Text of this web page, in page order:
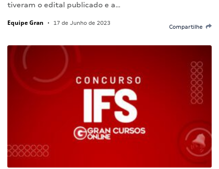
tiveram o edital publicado e a…
Equipe Gran • 17 de Junho de 2023
Compartilhe